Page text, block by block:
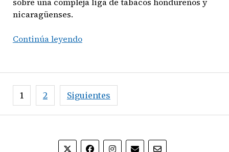
nicaragüenses.
Continúa leyendoFútbol,
Tabaco:
Oz
Family
Paginación
de
entradas
1 2 Siguientes